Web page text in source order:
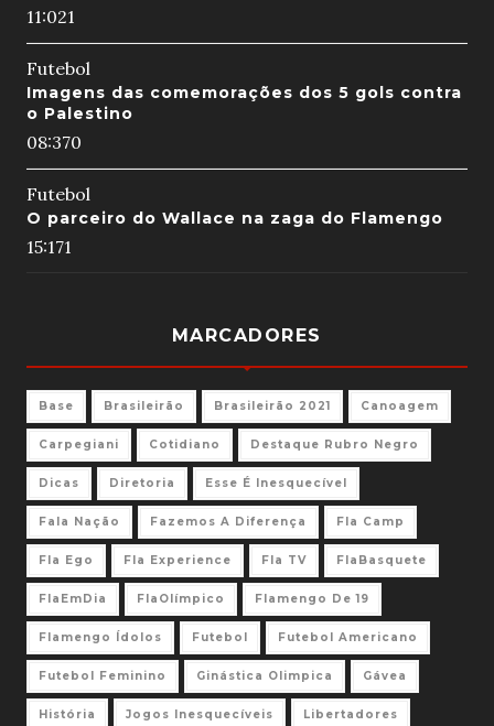
11:021
Futebol
Imagens das comemorações dos 5 gols contra
o Palestino
08:370
Futebol
O parceiro do Wallace na zaga do Flamengo
15:171
MARCADORES
Base Brasileirão Brasileirão 2021 Canoagem
Carpegiani Cotidiano Destaque Rubro Negro
Dicas Diretoria Esse É Inesquecível
Fala Nação Fazemos A Diferença Fla Camp
Fla Ego Fla Experience Fla TV FlaBasquete
FlaEmDia FlaOlímpico Flamengo De 19
Flamengo Ídolos Futebol Futebol Americano
Futebol Feminino Ginástica Olimpica Gávea
História Jogos Inesquecíveis Libertadores